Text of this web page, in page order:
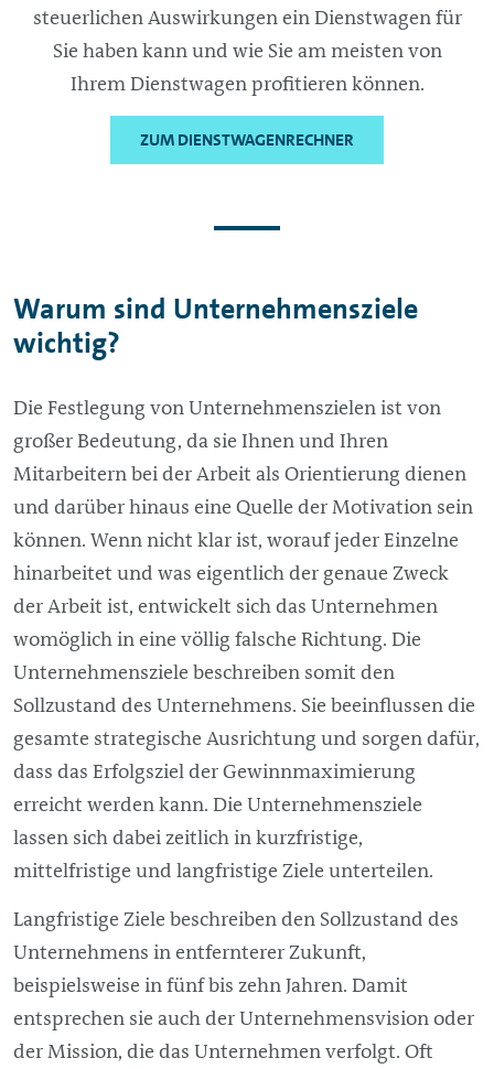
steuerlichen Auswirkungen ein Dienstwagen für
Sie haben kann und wie Sie am meisten von
Ihrem Dienstwagen profitieren können.
ZUM DIENSTWAGENRECHNER
Warum sind Unternehmensziele
wichtig?
Die Festlegung von Unternehmenszielen ist von
großer Bedeutung, da sie Ihnen und Ihren
Mitarbeitern bei der Arbeit als Orientierung dienen
und darüber hinaus eine Quelle der Motivation sein
können. Wenn nicht klar ist, worauf jeder Einzelne
hinarbeitet und was eigentlich der genaue Zweck
der Arbeit ist, entwickelt sich das Unternehmen
womöglich in eine völlig falsche Richtung. Die
Unternehmensziele beschreiben somit den
Sollzustand des Unternehmens. Sie beeinflussen die
gesamte strategische Ausrichtung und sorgen dafür,
dass das Erfolgsziel der Gewinnmaximierung
erreicht werden kann. Die Unternehmensziele
lassen sich dabei zeitlich in kurzfristige,
mittelfristige und langfristige Ziele unterteilen.
Langfristige Ziele beschreiben den Sollzustand des
Unternehmens in entfernterer Zukunft,
beispielsweise in fünf bis zehn Jahren. Damit
entsprechen sie auch der Unternehmensvision oder
der Mission, die das Unternehmen verfolgt. Oft